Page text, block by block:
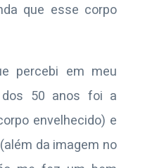
que esse corpo
percebi em meu
dos 50 anos foi a
envelhecido) e
da imagem no